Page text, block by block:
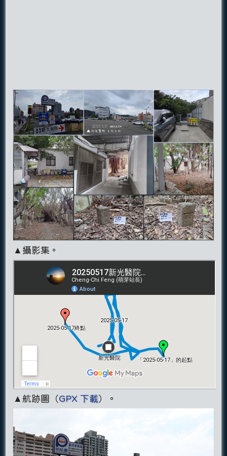
▲攝影集。
▲航跡圖（GPX 下載）。